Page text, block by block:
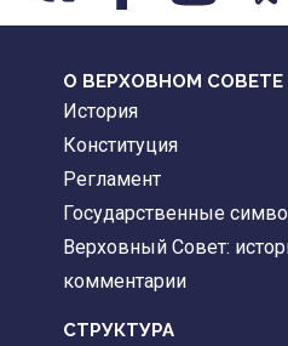
О ВЕРХОВНОМ СОВЕТЕ
История
Конституция
Регламент
Государственные
Верховный Совет:
комментарии
CТРУКТУРА